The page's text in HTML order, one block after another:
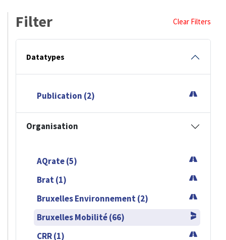
Filter Clear Filters
Datatypes
Publication (2)
Organisation
AQrate (5)
Brat (1)
Bruxelles Environnement (2)
Bruxelles Mobilité (66)
CRR (1)